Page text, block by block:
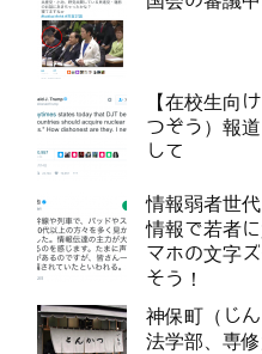
【在校生向
つぞう）報
して
情報弱者世
情報で若者
マホの文字
そう！
神保町（じ
法学部、専